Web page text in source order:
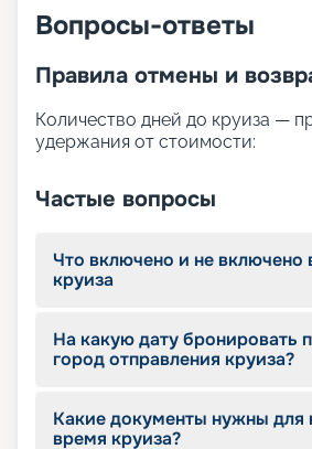
Вопросы-ответы
Правила отмены и
Количество дней до круиза —
удержания от стоимости:
Частые вопросы
Что включено и не включено
круиза
На какую дату бронировать
город отправления круиза?
Какие документы нужны для
время круиза?